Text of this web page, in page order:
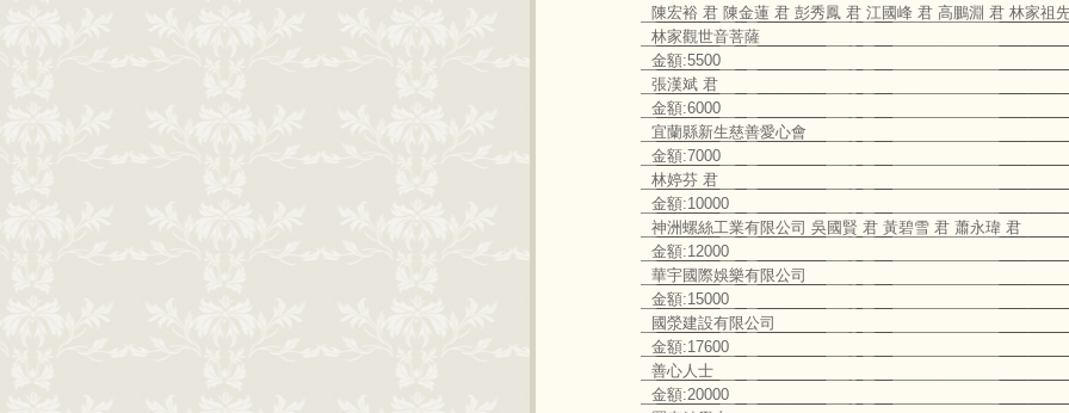
陳宏裕 君 陳金蓮 君 彭秀鳳 君 江國峰 君 高鵬淵 君 林家祖
林家觀世音菩薩
金額:5500
張漢斌 君
金額:6000
宜蘭縣新生慈善愛心會
金額:7000
林婷芬 君
金額:10000
神洲螺絲工業有限公司 吳國賢 君 黃碧雪 君 蕭永瑋 君
金額:12000
華宇國際娛樂有限公司
金額:15000
國滎建設有限公司
金額:17600
善心人士
金額:20000